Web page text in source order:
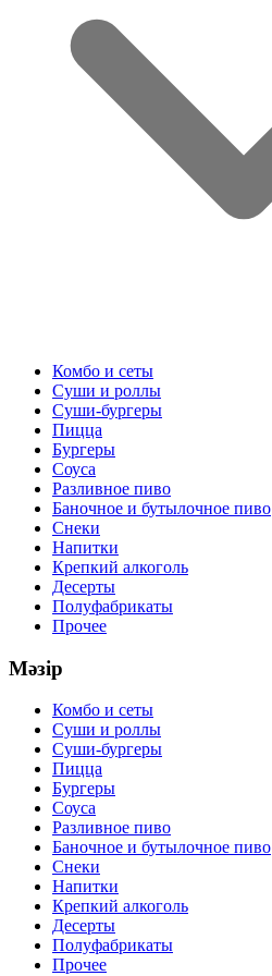
Комбо и сеты
Суши и роллы
Суши-бургеры
Пицца
Бургеры
Соуса
Разливное пиво
Баночное и бутылочное пиво
Снеки
Напитки
Крепкий алкоголь
Десерты
Полуфабрикаты
Прочее
Мәзір
Комбо и сеты
Суши и роллы
Суши-бургеры
Пицца
Бургеры
Соуса
Разливное пиво
Баночное и бутылочное пиво
Снеки
Напитки
Крепкий алкоголь
Десерты
Полуфабрикаты
Прочее